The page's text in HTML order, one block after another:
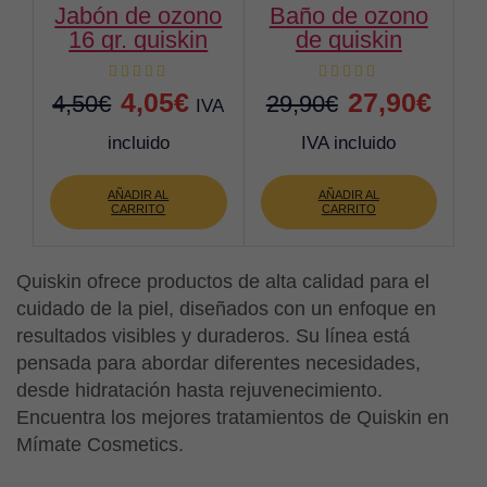
jabón de ozono
16 gr. quiskin
4,50€ El
precio
original
era:
4,05€ El
actual
IVA
incluido
AÑADIR AL
CARRITO
baño de ozono
de quiskin
29,90€ El
precio
original
era:
27,90€El
es:
IVA incluido
AÑADIR AL
CARRITO
Quiskin ofrece productos de alta calidad para el
cuidado de la piel, diseñados con un enfoque en
resultados visibles y duraderos. Su línea está
pensada para abordar diferentes necesidades,
desde hidratación hasta rejuvenecimiento.
Encuentra los mejores tratamientos de Quiskin en
Mímate Cosmetics.